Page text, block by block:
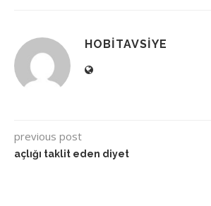
HOBITAVSIYE
previous post
açlığı taklit eden diyet